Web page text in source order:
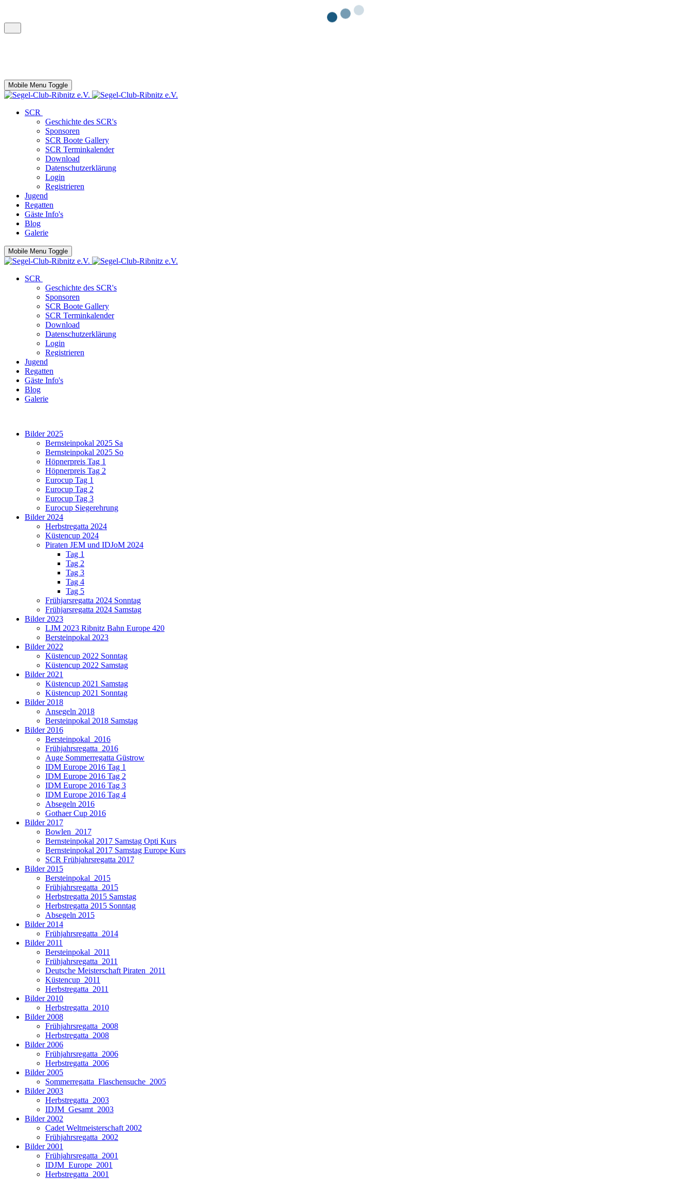
Mobile Menu Toggle
SCR
Geschichte des SCR's
Sponsoren
SCR Boote Gallery
SCR Terminkalender
Download
Datenschutzerklärung
Login
Registrieren
Jugend
Regatten
Gäste Info's
Blog
Galerie
Mobile Menu Toggle
SCR
Geschichte des SCR's
Sponsoren
SCR Boote Gallery
SCR Terminkalender
Download
Datenschutzerklärung
Login
Registrieren
Jugend
Regatten
Gäste Info's
Blog
Galerie
Bilder 2025
Bernsteinpokal 2025 Sa
Bernsteinpokal 2025 So
Höpnerpreis Tag 1
Höpnerpreis Tag 2
Eurocup Tag 1
Eurocup Tag 2
Eurocup Tag 3
Eurocup Siegerehrung
Bilder 2024
Herbstregatta 2024
Küstencup 2024
Piraten JEM und IDJoM 2024
Tag 1
Tag 2
Tag 3
Tag 4
Tag 5
Frühjarsregatta 2024 Sonntag
Frühjarsregatta 2024 Samstag
Bilder 2023
LJM 2023 Ribnitz Bahn Europe 420
Bersteinpokal 2023
Bilder 2022
Küstencup 2022 Sonntag
Küstencup 2022 Samstag
Bilder 2021
Küstencup 2021 Samstag
Küstencup 2021 Sonntag
Bilder 2018
Ansegeln 2018
Bersteinpokal 2018 Samstag
Bilder 2016
Bersteinpokal_2016
Frühjahrsregatta_2016
Auge Sommerregatta Güstrow
IDM Europe 2016 Tag 1
IDM Europe 2016 Tag 2
IDM Europe 2016 Tag 3
IDM Europe 2016 Tag 4
Absegeln 2016
Gothaer Cup 2016
Bilder 2017
Bowlen_2017
Bernsteinpokal 2017 Samstag Opti Kurs
Bernsteinpokal 2017 Samstag Europe Kurs
SCR Frühjahrsregatta 2017
Bilder 2015
Bersteinpokal_2015
Frühjahrsregatta_2015
Herbstregatta 2015 Samstag
Herbstregatta 2015 Sonntag
Absegeln 2015
Bilder 2014
Frühjahrsregatta_2014
Bilder 2011
Bersteinpokal_2011
Frühjahrsregatta_2011
Deutsche Meisterschaft Piraten_2011
Küstencup_2011
Herbstregatta_2011
Bilder 2010
Herbstregatta_2010
Bilder 2008
Frühjahrsregatta_2008
Herbstregatta_2008
Bilder 2006
Frühjahrsregatta_2006
Herbstregatta_2006
Bilder 2005
Sommerregatta_Flaschensuche_2005
Bilder 2003
Herbstregatta_2003
IDJM_Gesamt_2003
Bilder 2002
Cadet Weltmeisterschaft 2002
Frühjahrsregatta_2002
Bilder 2001
Frühjahrsregatta_2001
IDJM_Europe_2001
Herbstregatta_2001